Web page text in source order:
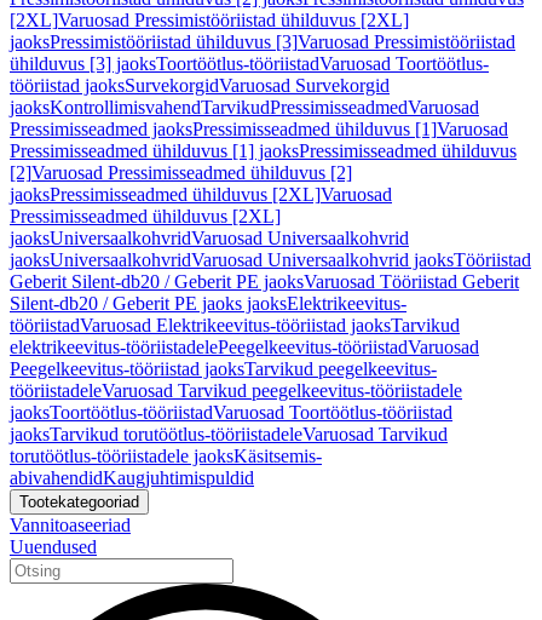
[2XL]Varuosad Pressimistööriistad ühilduvus [2XL]
jaoksPressimistööriistad ühilduvus [3]Varuosad Pressimistööriistad
ühilduvus [3] jaoksToortöötlus-tööriistadVaruosad Toortöötlus-
tööriistad jaoksSurvekorgidVaruosad Survekorgid
jaoksKontrollimisvahendTarvikudPressimisseadmedVaruosad
Pressimisseadmed jaoksPressimisseadmed ühilduvus [1]Varuosad
Pressimisseadmed ühilduvus [1] jaoksPressimisseadmed ühilduvus
[2]Varuosad Pressimisseadmed ühilduvus [2]
jaoksPressimisseadmed ühilduvus [2XL]Varuosad
Pressimisseadmed ühilduvus [2XL]
jaoksUniversaalkohvridVaruosad Universaalkohvrid
jaoksUniversaalkohvridVaruosad Universaalkohvrid jaoksTööriistad
Geberit Silent-db20 / Geberit PE jaoksVaruosad Tööriistad Geberit
Silent-db20 / Geberit PE jaoks jaoksElektrikeevitus-
tööriistadVaruosad Elektrikeevitus-tööriistad jaoksTarvikud
elektrikeevitus-tööriistadelePeegelkeevitus-tööriistadVaruosad
Peegelkeevitus-tööriistad jaoksTarvikud peegelkeevitus-
tööriistadeleVaruosad Tarvikud peegelkeevitus-tööriistadele
jaoksToortöötlus-tööriistadVaruosad Toortöötlus-tööriistad
jaoksTarvikud torutöötlus-tööriistadeleVaruosad Tarvikud
torutöötlus-tööriistadele jaoksKäsitsemis-
abivahendidKaugjuhtimispuldid
Tootekategooriad
Vannitoaseeriad
Uuendused